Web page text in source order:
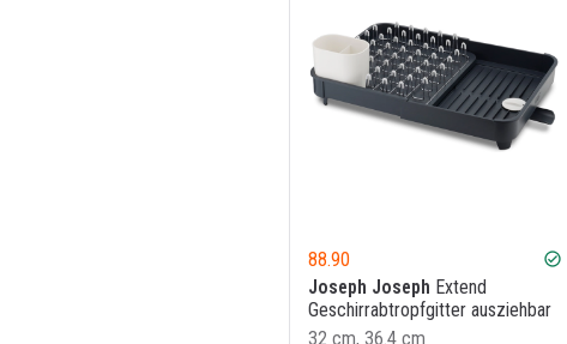
88.90 check_circle
Joseph Joseph Extend
Geschirrabtropfgitter ausziehbar
32 cm, 36.4 cm